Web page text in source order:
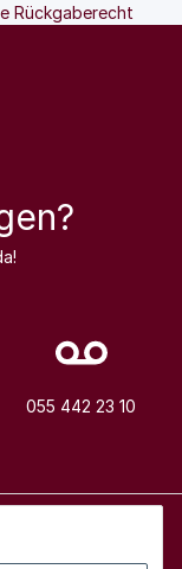
Rückgaberecht
055 442 23 10